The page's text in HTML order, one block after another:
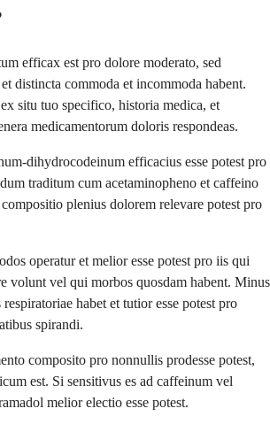
efficax est pro dolore moderato, sed
distincta commoda et incommoda habent.
situ tuo specifico, historia medica, et
medicamentorum doloris respondeas.
dihydrocodeinum efficacius esse potest pro
traditum cum acetaminopheno et caffeino
plenius dolorem relevare potest pro
operatur et melior esse potest pro iis qui
volunt vel qui morbos quosdam habent. Minus
habet et tutior esse potest pro
spirandi.
composito pro nonnullis prodesse potest,
est. Si sensitivus es ad caffeinum vel
melior electio esse potest.